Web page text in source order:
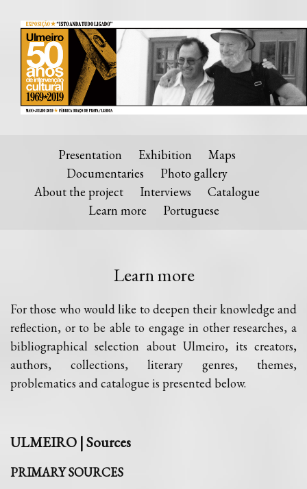
Presentation Exhibition
Maps
Documentaries
Photo gallery
About the project
Interviews
Catalogue
Learn more
Portuguese
Learn more
For those who would like to deepen their knowledge and
reflection, or to be able to engage in other researches, a
bibliographical selection about Ulmeiro, its creators,
authors, collections, literary genres, themes,
problematics and catalogue is presented below.
ULMEIRO | Sources
PRIMARY SOURCES